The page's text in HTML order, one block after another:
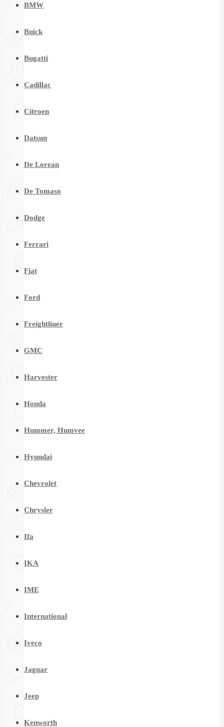
BMW
Buick
Bugatti
Cadillac
Citroen
Datsun
De Lorean
De Tomaso
Dodge
Ferrari
Fiat
Ford
Freightliner
GMC
Harvester
Honda
Hummer, Humvee
Hyundai
Chevrolet
Chrysler
Ifa
IKA
IME
International
Iveco
Jaguar
Jeep
Kenworth